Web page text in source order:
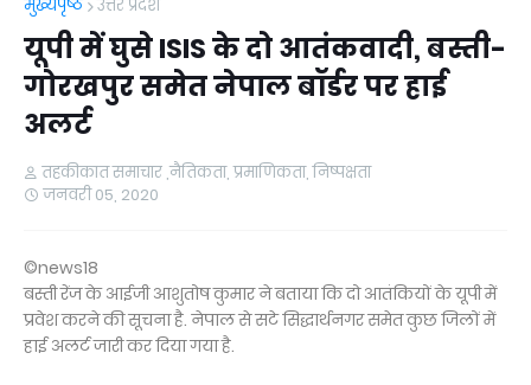
मुख्यपृष्ठ उत्तर प्रदेश
यूपी में घुसे ISIS के दो आतंकवादी, बस्ती-
गोरखपुर समेत नेपाल बॉर्डर पर हाई
अलर्ट
तहकीकात समाचार ,नैतिकता, प्रमाणिकता, निष्पक्षता
जनवरी 05, 2020
©news18
बस्ती रेंज के आईजी आशुतोष कुमार ने बताया कि दो आतंकियों के यूपी में
प्रवेश करने की सूचना है. नेपाल से सटे सिद्धार्थनगर समेत कुछ जिलों में
हाई अलर्ट जारी कर दिया गया है.